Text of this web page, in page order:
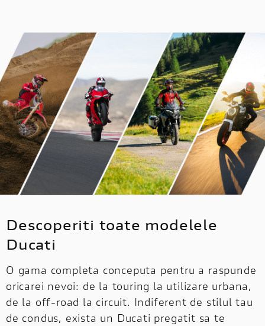
Descoperiti toate modelele
Ducati
O gama completa conceputa pentru a raspunde
oricarei nevoi: de la touring la utilizare urbana,
de la off-road la circuit. Indiferent de stilul tau
de condus, exista un Ducati pregatit sa te